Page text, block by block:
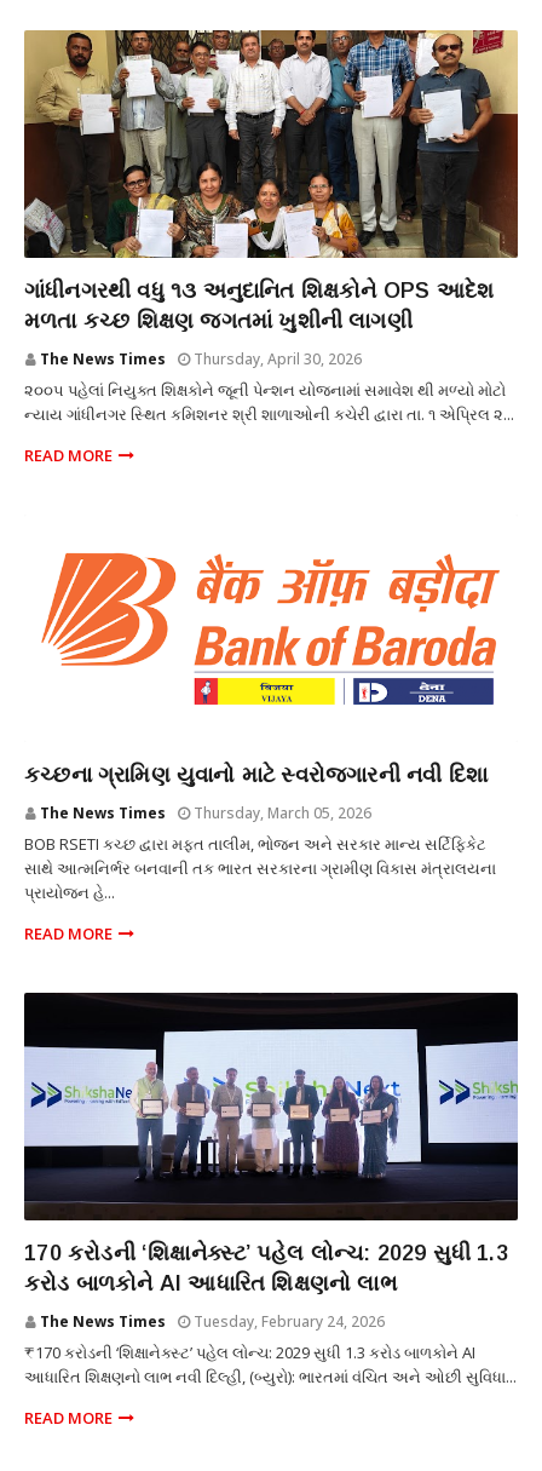
ગાંધીનગરથી વધુ ૧૩ અનુદાનિત શિક્ષકોને OPS આદેશ
મળતા કચ્છ શિક્ષણ જગતમાં ખુશીની લાગણી
The News Times Thursday, April 30, 2026
૨૦૦૫ પહેલાં નિયુક્ત શિક્ષકોને જૂની પેન્શન યોજનામાં સમાવેશ થી મળ્યો મોટો
ન્યાય ગાંધીનગર સ્થિત કમિશનર શ્રી શાળાઓની કચેરી દ્વારા તા. ૧ એપ્રિલ ૨...
READ MORE
કચ્છના ગ્રામિણ યુવાનો માટે સ્વરોજગારની નવી દિશા
The News Times Thursday, March 05, 2026
BOB RSETI કચ્છ દ્વારા મફત તાલીમ, ભોજન અને સરકાર માન્ય સર્ટિફિકેટ
સાથે આત્મનિર્ભર બનવાની તક ભારત સરકારના ગ્રામીણ વિકાસ મંત્રાલયના
પ્રાયોજન હે...
READ MORE
₹170 કરોડની ‘શિક્ષાનેક્સ્ટ’ પહેલ લોન્ચ: 2029 સુધી 1.3
કરોડ બાળકોને AI આધારિત શિક્ષણનો લાભ
The News Times Tuesday, February 24, 2026
₹170 કરોડની ‘શિક્ષાનેક્સ્ટ’ પહેલ લોન્ચ: 2029 સુધી 1.3 કરોડ બાળકોને AI
આધારિત શિક્ષણનો લાભ નવી દિલ્હી, (બ્યુરો): ભારતમાં વંચિત અને ઓછી સુવિધા...
READ MORE